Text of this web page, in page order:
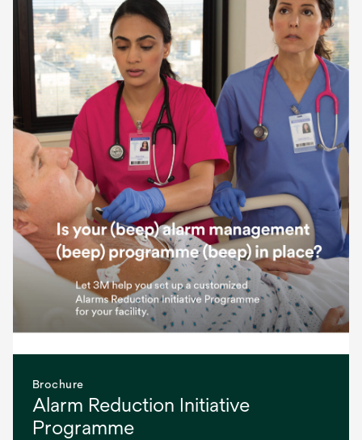
Brochure
Alarm Reduction Initiative
Programme